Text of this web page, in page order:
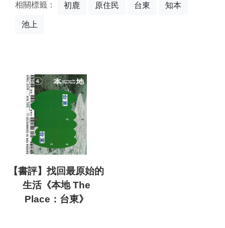
相關標籤： 初鹿 原住民 台東 知本
池上
【書評】找回最原始的
生活《本地 The
Place：台東》